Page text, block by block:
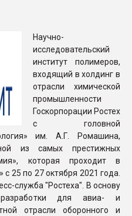
Научно-
исследовательский
институт полимеров,
входящий в холдинг в
отрасли химической
промышленности
Госкорпорации Ростех
с головной
им. А.Г. Ромашина,
из самых престижных
которая проходит в
25 по 27 октября 2021 года.
служба "Ростеха". В основу
для авиа- и
отрасли оборонного и